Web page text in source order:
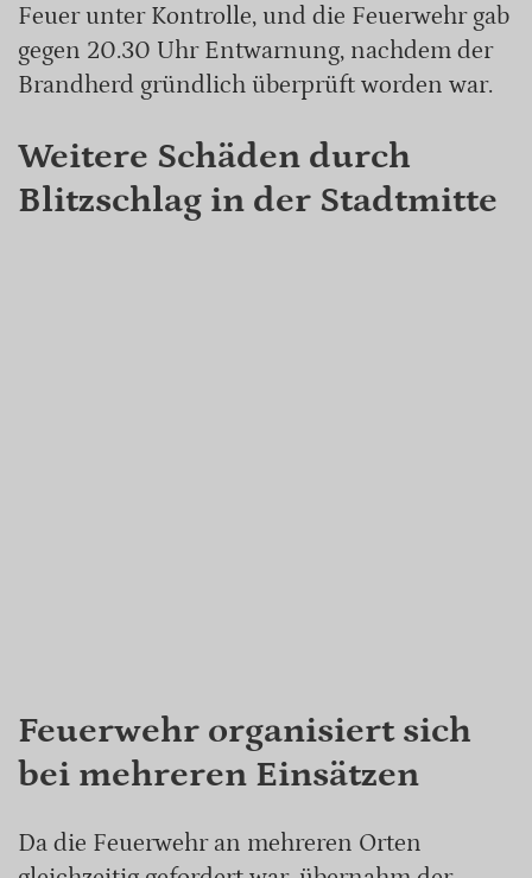
Feuer unter Kontrolle, und die Feuerwehr gab
gegen 20.30 Uhr Entwarnung, nachdem der
Brandherd gründlich überprüft worden war.
Weitere Schäden durch
Blitzschlag in der Stadtmitte
Feuerwehr organisiert sich
bei mehreren Einsätzen
Da die Feuerwehr an mehreren Orten